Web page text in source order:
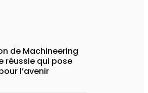
de Machineering
réussie qui pose
l’avenir